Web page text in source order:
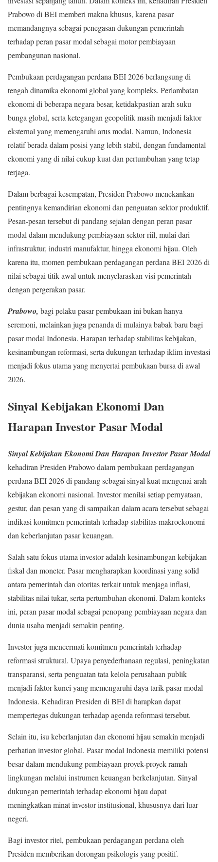
Prabowo di BEI memberi makna khusus, karena pasar
memandangnya sebagai penegasan dukungan pemerintah
terhadap peran pasar modal sebagai motor pembiayaan
pembangunan nasional.
Pembukaan perdagangan perdana BEI 2026 berlangsung di
tengah dinamika ekonomi global yang kompleks. Perlambatan
ekonomi di beberapa negara besar, ketidakpastian arah suku
bunga global, serta ketegangan geopolitik masih menjadi faktor
eksternal yang memengaruhi arus modal. Namun, Indonesia
relatif berada dalam posisi yang lebih stabil, dengan fundamental
ekonomi yang di nilai cukup kuat dan pertumbuhan yang tetap
terjaga.
Dalam berbagai kesempatan, Presiden Prabowo menekankan
pentingnya kemandirian ekonomi dan penguatan sektor produktif.
Pesan-pesan tersebut di pandang sejalan dengan peran pasar
modal dalam mendukung pembiayaan sektor riil, mulai dari
infrastruktur, industri manufaktur, hingga ekonomi hijau. Oleh
karena itu, momen pembukaan perdagangan perdana BEI 2026 di
nilai sebagai titik awal untuk menyelaraskan visi pemerintah
dengan pergerakan pasar.
Prabowo, bagi pelaku pasar pembukaan ini bukan hanya
seremoni, melainkan juga penanda di mulainya babak baru bagi
pasar modal Indonesia. Harapan terhadap stabilitas kebijakan,
kesinambungan reformasi, serta dukungan terhadap iklim investasi
menjadi fokus utama yang menyertai pembukaan bursa di awal
2026.
Sinyal Kebijakan Ekonomi Dan
Harapan Investor Pasar Modal
Sinyal Kebijakan Ekonomi Dan Harapan Investor Pasar Modal
kehadiran Presiden Prabowo dalam pembukaan perdagangan
perdana BEI 2026 di pandang sebagai sinyal kuat mengenai arah
kebijakan ekonomi nasional. Investor menilai setiap pernyataan,
gestur, dan pesan yang di sampaikan dalam acara tersebut sebagai
indikasi komitmen pemerintah terhadap stabilitas makroekonomi
dan keberlanjutan pasar keuangan.
Salah satu fokus utama investor adalah kesinambungan kebijakan
fiskal dan moneter. Pasar mengharapkan koordinasi yang solid
antara pemerintah dan otoritas terkait untuk menjaga inflasi,
stabilitas nilai tukar, serta pertumbuhan ekonomi. Dalam konteks
ini, peran pasar modal sebagai penopang pembiayaan negara dan
dunia usaha menjadi semakin penting.
Investor juga mencermati komitmen pemerintah terhadap
reformasi struktural. Upaya penyederhanaan regulasi, peningkatan
transparansi, serta penguatan tata kelola perusahaan publik
menjadi faktor kunci yang memengaruhi daya tarik pasar modal
Indonesia. Kehadiran Presiden di BEI di harapkan dapat
mempertegas dukungan terhadap agenda reformasi tersebut.
Selain itu, isu keberlanjutan dan ekonomi hijau semakin menjadi
perhatian investor global. Pasar modal Indonesia memiliki potensi
besar dalam mendukung pembiayaan proyek-proyek ramah
lingkungan melalui instrumen keuangan berkelanjutan. Sinyal
dukungan pemerintah terhadap ekonomi hijau dapat
meningkatkan minat investor institusional, khususnya dari luar
negeri.
Bagi investor ritel, pembukaan perdagangan perdana oleh
Presiden memberikan dorongan psikologis yang positif.